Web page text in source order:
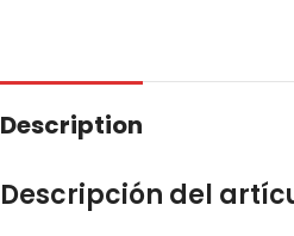
Description
Descripción del